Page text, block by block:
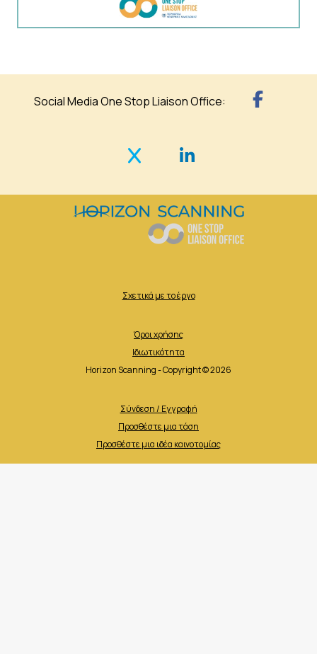
Social Media One Stop Liaison Office:
Σχετικά με το έργο
Όροι χρήσης
Ιδιωτικότητα
Horizon Scanning - Copyright © 2026
Σύνδεση / Εγγραφή
Προσθέστε μια τάση
Προσθέστε μια ιδέα καινοτομίας